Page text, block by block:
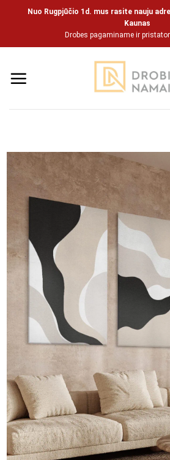
Nuo Rugpjūčio 1d. mus rasite nauju
Kaunas
Drobes pagaminame ir